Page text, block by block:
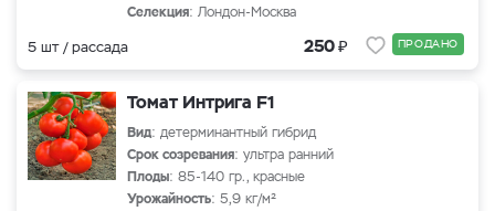
Селекция: Лондон-Москва
5 шт / рассада 250₽ ПРОДАНО
Томат Интрига F1
Вид: детерминантный гибрид
Срок созревания: ультра ранний
Плоды: 85-140 гр., красные
Урожайность: 5,9 кг/м²